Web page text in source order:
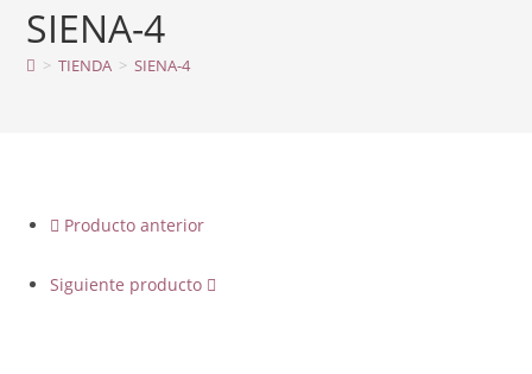
SIENA-4
> TIENDA > SIENA-4
Producto anterior
Siguiente producto